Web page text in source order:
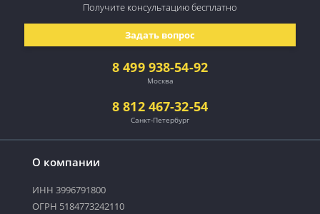
О компании
ИНН 3996791800
ОГРН 5184773242110
8 499 938-54-92
Москва
8 812 467-32-54
Санкт-Петербург
Задать вопрос
Получите консультациюбесплатно